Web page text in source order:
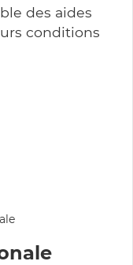
des aides
conditions